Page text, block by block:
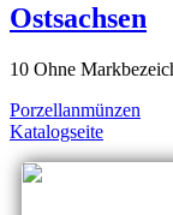
Ostsachsen
10 Ohne
Porzellanmünzen
Katalogseite